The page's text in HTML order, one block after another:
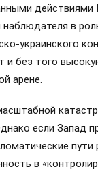
действиями
в
украинского
и без того
арене.
если Запад
пути
в